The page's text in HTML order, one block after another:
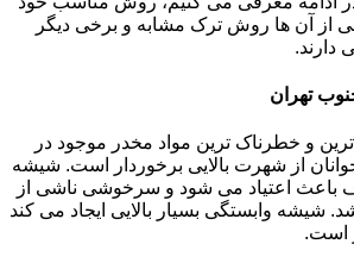
از آن ها روش ترک مشابه و برخی دیگر
دارند.
تهران
و خطرناک ترین مواد مخدر موجود در
از شهرت بالایی برخوردار است. شیشه
باعث اعتیاد می شود و سرخوشی ناشی از
شیشه وابستگی بسیار بالایی ایجاد می کند
است.